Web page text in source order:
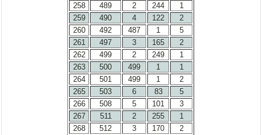
258
489 2 244
1
259
490 4 122
2
260
492 487 1
5
261
497 3 165
2
262
499 2 249
1
263
500 499 1
1
264
501 499 1
2
265
503 6 83
5
266
508 5 101
3
267
511 2 255
1
268
512 3 170
2